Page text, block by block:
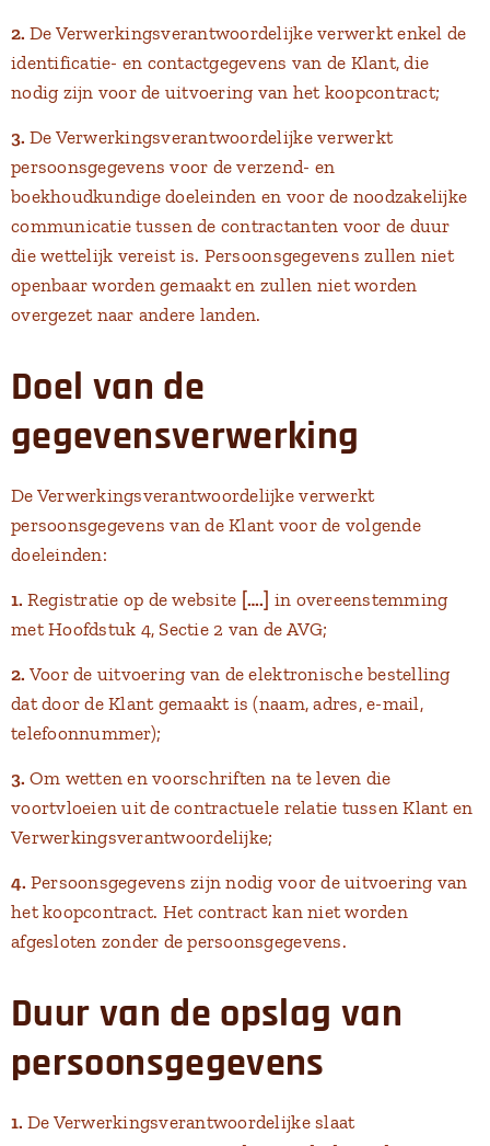
2. De Verwerkingsverantwoordelijke verwerkt enkel de
identificatie- en contactgegevens van de Klant, die
nodig zijn voor de uitvoering van het koopcontract;
3. De Verwerkingsverantwoordelijke verwerkt
persoonsgegevens voor de verzend- en
boekhoudkundige doeleinden en voor de noodzakelijke
communicatie tussen de contractanten voor de duur
die wettelijk vereist is. Persoonsgegevens zullen niet
openbaar worden gemaakt en zullen niet worden
overgezet naar andere landen.
Doel van de
gegevensverwerking
De Verwerkingsverantwoordelijke verwerkt
persoonsgegevens van de Klant voor de volgende
doeleinden:
1. Registratie op de website [….] in overeenstemming
met Hoofdstuk 4, Sectie 2 van de AVG;
2. Voor de uitvoering van de elektronische bestelling
dat door de Klant gemaakt is (naam, adres, e-mail,
telefoonnummer);
3. Om wetten en voorschriften na te leven die
voortvloeien uit de contractuele relatie tussen Klant en
Verwerkingsverantwoordelijke;
4. Persoonsgegevens zijn nodig voor de uitvoering van
het koopcontract. Het contract kan niet worden
afgesloten zonder de persoonsgegevens.
Duur van de opslag van
persoonsgegevens
1. De Verwerkingsverantwoordelijke slaat